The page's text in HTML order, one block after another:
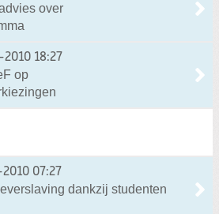
over
18:27
op
07:27
dankzij studenten